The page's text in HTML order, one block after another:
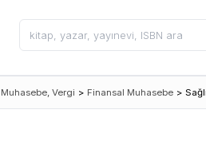
Vergi > Finansal Muhasebe >